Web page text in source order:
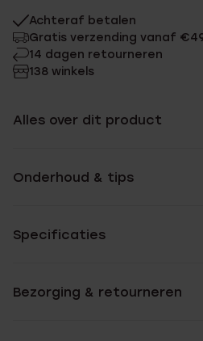
Achteraf betalen
Gratis verzending vanaf
14 dagen retourneren
138 winkels
Alles over dit product
Onderhoud & tips
Specificaties
Bezorging & retourneren